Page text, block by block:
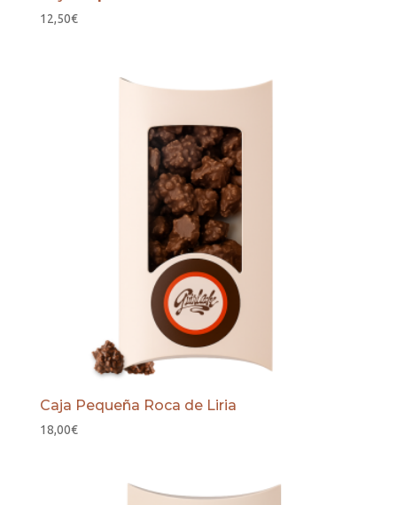
12,50€
Caja Pequeña Roca de Liria
18,00€